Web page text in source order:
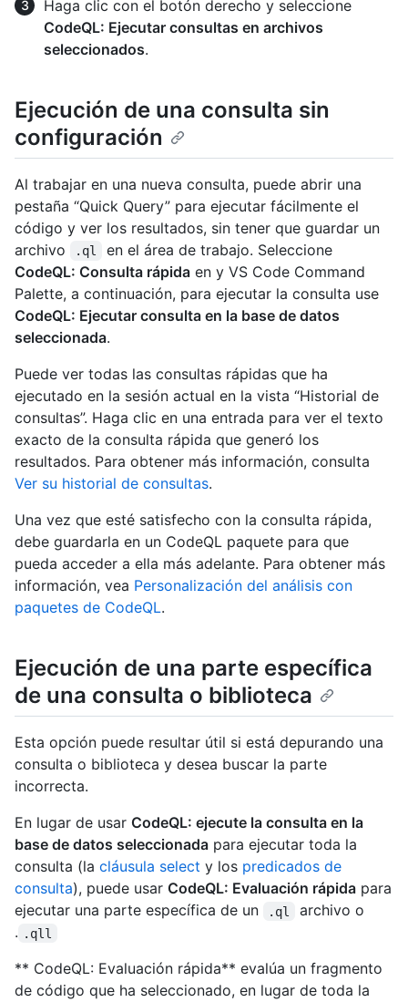
Haga clic con el botón derecho y seleccione
CodeQL: Ejecutar consultas en archivos
seleccionados.
Ejecución de una consulta sin
configuración
Al trabajar en una nueva consulta, puede abrir una
pestaña “Quick Query” para ejecutar fácilmente el
código y ver los resultados, sin tener que guardar un
archivo
.ql
en el área de trabajo. Seleccione
CodeQL: Consulta rápida en y VS Code Command
Palette, a continuación, para ejecutar la consulta use
CodeQL: Ejecutar consulta en la base de datos
seleccionada.
Puede ver todas las consultas rápidas que ha
ejecutado en la sesión actual en la vista “Historial de
consultas”. Haga clic en una entrada para ver el texto
exacto de la consulta rápida que generó los
resultados. Para obtener más información, consulta
Ver su historial de consultas.
Una vez que esté satisfecho con la consulta rápida,
debe guardarla en un CodeQL paquete para que
pueda acceder a ella más adelante. Para obtener más
información, vea Personalización del análisis con
paquetes de CodeQL.
Ejecución de una parte específica
de una consulta o biblioteca
Esta opción puede resultar útil si está depurando una
consulta o biblioteca y desea buscar la parte
incorrecta.
En lugar de usar CodeQL: ejecute la consulta en la
base de datos seleccionada para ejecutar toda la
consulta (la cláusula select y los predicados de
consulta), puede usar CodeQL: Evaluación rápida para
ejecutar una parte específica de un
.ql
archivo o
. .qll
** CodeQL: Evaluación rápida** evalúa un fragmento
de código que ha seleccionado, en lugar de toda la